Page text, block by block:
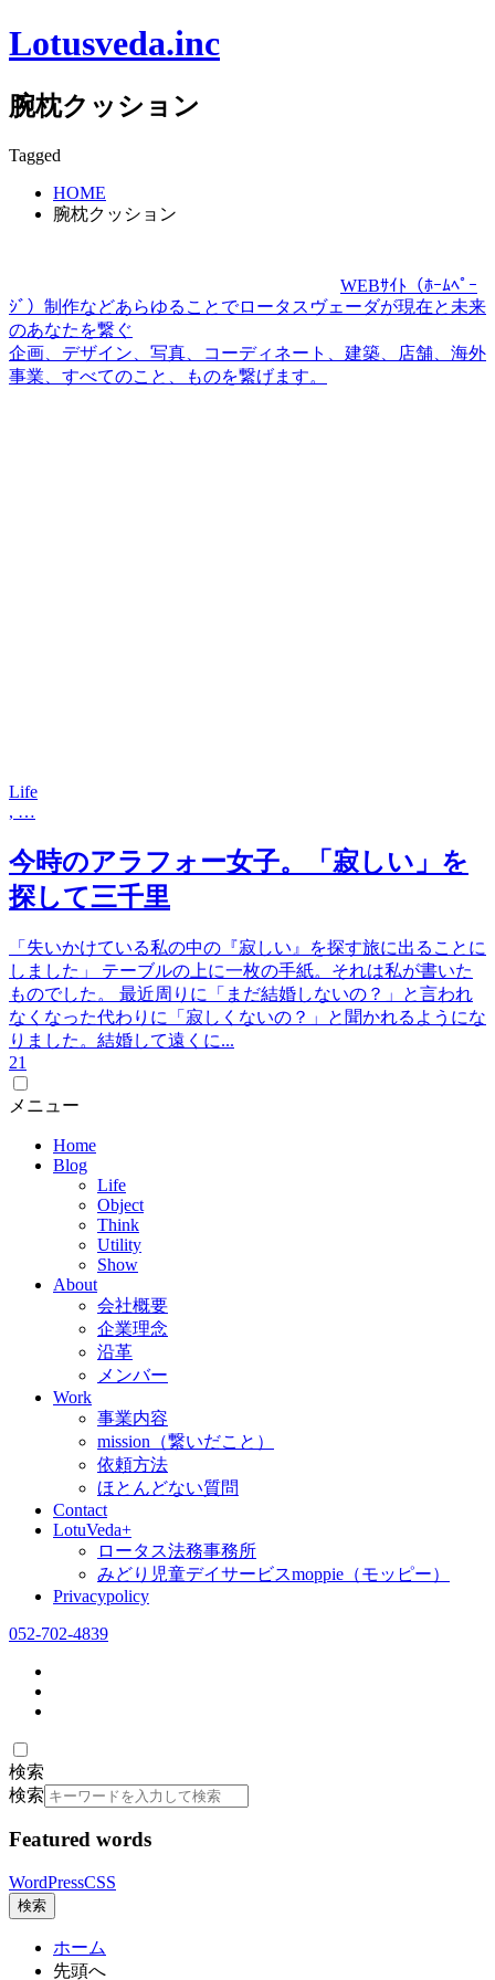
Lotusveda.inc
腕枕クッション
Tagged
HOME
腕枕クッション
WEBｻｲﾄ（ﾎｰﾑﾍﾟｰ
ｼﾞ）制作などあらゆることでロータスヴェーダが現在と未来
のあなたを繋ぐ
企画、デザイン、写真、コーディネート、建築、店舗、海外
事業、すべてのこと、ものを繋げます。
Life
, …
今時のアラフォー女子。「寂しい」を
探して三千里
「失いかけている私の中の『寂しい』を探す旅に出ることに
しました」 テーブルの上に一枚の手紙。それは私が書いた
ものでした。 最近周りに「まだ結婚しないの？」と言われ
なくなった代わりに「寂しくないの？」と聞かれるようにな
りました。結婚して遠くに...
21
メニュー
Home
Blog
Life
Object
Think
Utility
Show
About
会社概要
企業理念
沿革
メンバー
Work
事業内容
mission（繋いだこと）
依頼方法
ほとんどない質問
Contact
LotuVeda+
ロータス法務事務所
みどり児童デイサービスmoppie（モッピー）
Privacypolicy
052-702-4839
検索
検索
Featured words
WordPressCSS
検索
ホーム
先頭へ